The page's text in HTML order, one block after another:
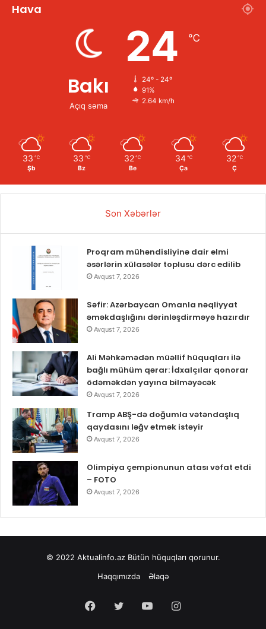
Hava
Bakı
Açıq səma
24 ℃
24º - 24º
91%
2.64 km/h
33 ℃
Şb
33 ℃
Bz
32 ℃
Be
34 ℃
Ça
32 ℃
Ç
Son Xəbərlər
Proqram mühəndisliyinə dair elmi
əsərlərin xülasələr toplusu dərc edilib
Avqust 7, 2026
Səfir: Azərbaycan Omanla nəqliyyat
əməkdaşlığını dərinləşdirməyə hazırdır
Avqust 7, 2026
Ali Məhkəmədən müəllif hüquqları ilə
bağlı mühüm qərar: İdxalçılar qonorar
ödəməkdən yayına bilməyəcək
Avqust 7, 2026
Tramp ABŞ-də doğumla vətəndaşlıq
qaydasını ləğv etmək istəyir
Avqust 7, 2026
Olimpiya çempionunun atası vəfat etdi
– FOTO
Avqust 7, 2026
© 2022 Aktualinfo.azBütün hüquqları qorunur.
Haqqımızda
Əlaqə
Facebook
Twitter YouTubeInstagram